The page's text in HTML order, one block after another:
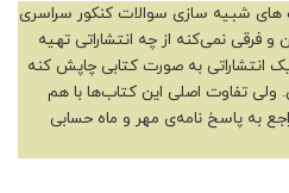
های شبیه‌ سازی سوالات کنکور سراسری
فرقی نمی‌کنه از چه انتشاراتی تهیه
انتشاراتی به صورت کتابی چاپش کنه
ولی تفاوت اصلی این کتاب‌ها با هم
به پاسخ‌ نامه‌ی مهر و ماه حسابی